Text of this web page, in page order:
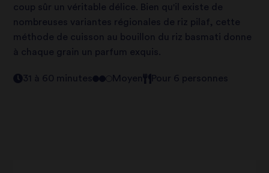
coup sûr un véritable délice. Bien qu'il existe de
nombreuses variantes régionales de riz pilaf, cette
méthode de cuisson au bouillon du riz basmati donne
à chaque grain un parfum exquis.
31 à 60 minutes Moyen Pour 6 personnes